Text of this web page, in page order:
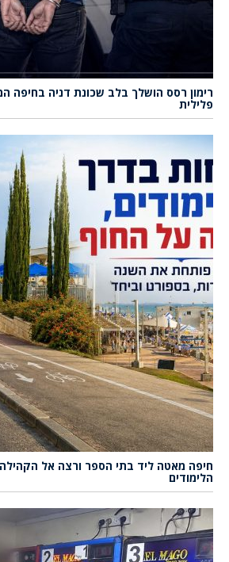
רימון רסס הושלך בלב שכונת דניה
פלילית
חיפה מאטה ליד בתי הספר ורצה אל
הלימודים